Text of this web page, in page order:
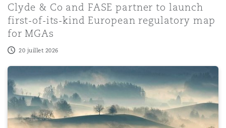
Clyde & Co and FASE partner to launch
first-of-its-kind European regulatory map
for MGAs
20 juillet 2026
Clyde & Co advises W&W Group on the acquisition of